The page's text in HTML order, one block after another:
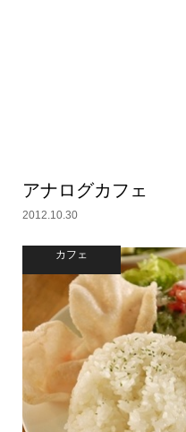
アナログカフェ
2012.10.30
カフェ